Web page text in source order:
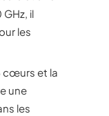
il
les
cœurs et la
une
les